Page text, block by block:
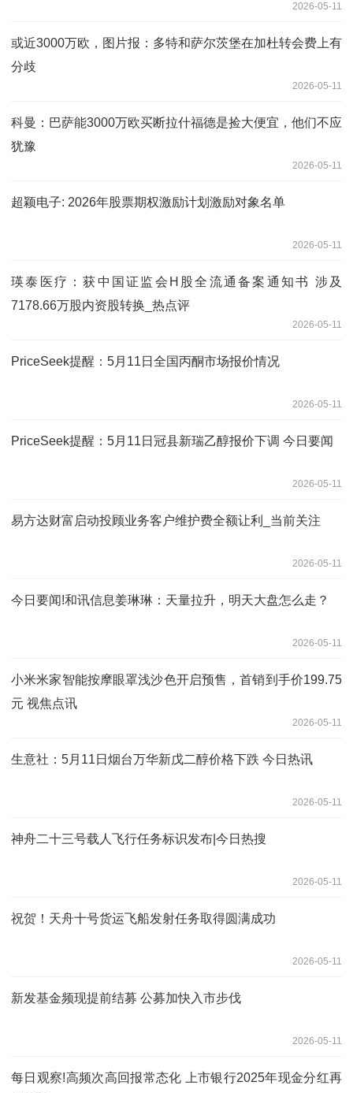
2026-05-11
或近3000万欧，图片报：多特和萨尔茨堡在加杜转会费上有
分歧
2026-05-11
科曼：巴萨能3000万欧买断拉什福德是捡大便宜，他们不应
犹豫
2026-05-11
超颖电子: 2026年股票期权激励计划激励对象名单
2026-05-11
瑛泰医疗：获中国证监会H股全流通备案通知书 涉及
7178.66万股内资股转换_热点评
2026-05-11
PriceSeek提醒：5月11日全国丙酮市场报价情况
2026-05-11
PriceSeek提醒：5月11日冠县新瑞乙醇报价下调 今日要闻
2026-05-11
易方达财富启动投顾业务客户维护费全额让利_当前关注
2026-05-11
今日要闻!和讯信息姜琳琳：天量拉升，明天大盘怎么走？
2026-05-11
小米米家智能按摩眼罩浅沙色开启预售，首销到手价199.75
元 视焦点讯
2026-05-11
生意社：5月11日烟台万华新戊二醇价格下跌 今日热讯
2026-05-11
神舟二十三号载人飞行任务标识发布|今日热搜
2026-05-11
祝贺！天舟十号货运飞船发射任务取得圆满成功
2026-05-11
新发基金频现提前结募 公募加快入市步伐
2026-05-11
每日观察!高频次高回报常态化 上市银行2025年现金分红再